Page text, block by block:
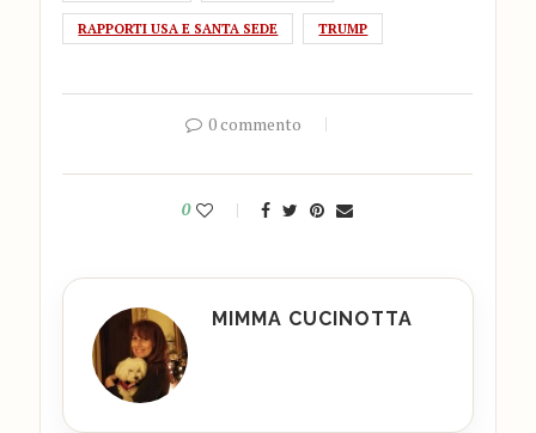
RAPPORTI USA E SANTA SEDE TRUMP
0 commento
0
MIMMA CUCINOTTA